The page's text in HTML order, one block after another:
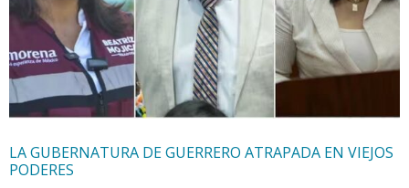
LA GUBERNATURA DE GUERRERO ATRAPADA EN VIEJOS
PODERES